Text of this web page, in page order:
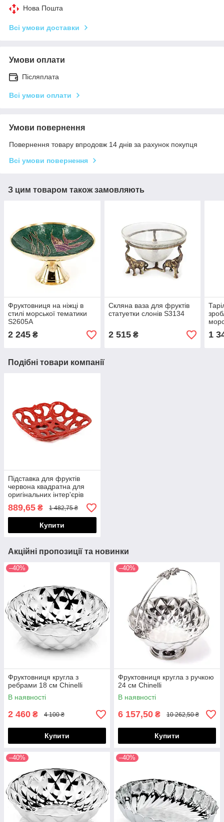
Нова Пошта
Всі умови доставки
Умови оплати
Післяплата
Всі умови оплати
Умови повернення
Повернення товару впродовж 14 днів за рахунок покупця
Всі умови повернення
З цим товаром також замовляють
Фруктовниця на ніжці в
стилі морської тематики
S2605А
2 245 ₴
Скляна ваза для фруктів
статуетки слонів S3134
2 515₴ 1
Подібні товари компанії
Підставка для фруктів
червона квадратна для
оригінальних інтер'єрів
889,65 ₴ 1 482,75 ₴
Купити
Акційні пропозиції та новинки
–40%
Фруктовниця кругла з
ребрами 18 см Chinelli
В наявності
2 460 ₴ 4 100 ₴
Купити
–40%
Фруктовниця кругла з ручкою
24 см Chinelli
В наявності
6 157,50 ₴ 10 262,50 ₴
Купити
–40% –40%